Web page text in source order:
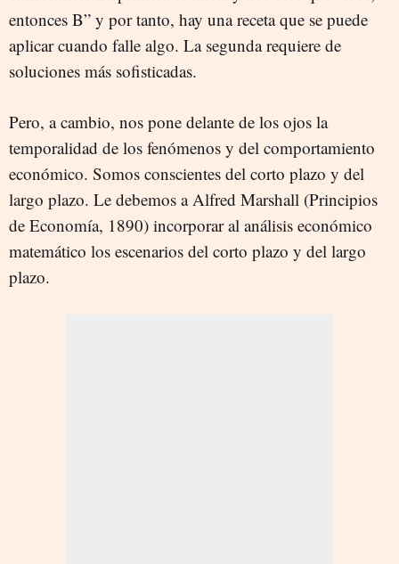
entonces B” y por tanto, hay una receta que se puede
aplicar cuando falle algo. La segunda requiere de
soluciones más sofisticadas.
Pero, a cambio, nos pone delante de los ojos la
temporalidad de los fenómenos y del comportamiento
económico. Somos conscientes del corto plazo y del
largo plazo. Le debemos a Alfred Marshall (Principios
de Economía, 1890) incorporar al análisis económico
matemático los escenarios del corto plazo y del largo
plazo.